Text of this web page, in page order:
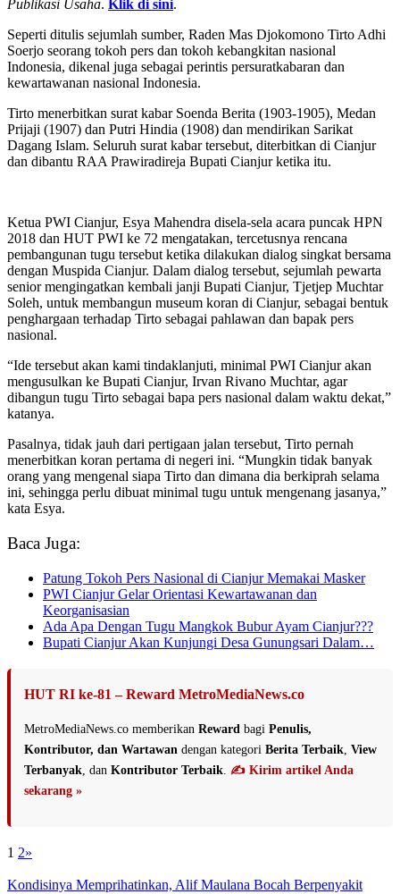
Publikasi Usaha. Klik di sini.
Seperti ditulis sejumlah sumber, Raden Mas Djokomono Tirto Adhi
Soerjo seorang tokoh pers dan tokoh kebangkitan nasional
Indonesia, dikenal juga sebagai perintis persuratkabaran dan
kewartawanan nasional Indonesia.
Tirto menerbitkan surat kabar Soenda Berita (1903-1905), Medan
Prijaji (1907) dan Putri Hindia (1908) dan mendirikan Sarikat
Dagang Islam. Seluruh surat kabar tersebut, diterbitkan di Cianjur
dan dibantu RAA Prawiradireja Bupati Cianjur ketika itu.
Ketua PWI Cianjur, Esya Mahendra disela-sela acara puncak HPN
2018 dan HUT PWI ke 72 mengatakan, tercetusnya rencana
pembangunan tugu tersebut ketika dilakukan dialog singkat bersama
dengan Muspida Cianjur. Dalam dialog tersebut, sejumlah pewarta
senior mengingatkan kembali janji Bupati Cianjur, Tjetjep Muchtar
Soleh, untuk membangun museum koran di Cianjur, sebagai bentuk
penghargaan terhadap Tirto sebagai pahlawan dan bapak pers
nasional.
“Ide tersebut akan kami tindaklanjuti, minimal PWI Cianjur akan
mengusulkan ke Bupati Cianjur, Irvan Rivano Muchtar, agar
dibangun tugu Tirto sebagai bapa pers nasional dalam waktu dekat,”
katanya.
Pasalnya, tidak jauh dari pertigaan jalan tersebut, Tirto pernah
menerbitkan koran pertama di negeri ini. “Mungkin tidak banyak
orang yang mengenal siapa Tirto dan dimana dia berkiprah selama
ini, sehingga perlu dibuat minimal tugu untuk mengenang jasanya,”
kata Esya.
Baca Juga:
Patung Tokoh Pers Nasional di Cianjur Memakai Masker
PWI Cianjur Gelar Orientasi Kewartawanan dan
Keorganisasian
Ada Apa Dengan Tugu Mangkok Bubur Ayam Cianjur???
Bupati Cianjur Akan Kunjungi Desa Gunungsari Dalam…
HUT RI ke-81 – Reward MetroMediaNews.co
MetroMediaNews.co memberikan Reward bagi Penulis,
Kontributor, dan Wartawan dengan kategori Berita Terbaik View
Terbanyak , dan Kontributor Terbaik ✍️ Kirim artikel Anda
sekarang »
1 2»
Kondisinya Memprihatinkan, Alif Maulana Bocah Berpenyakit